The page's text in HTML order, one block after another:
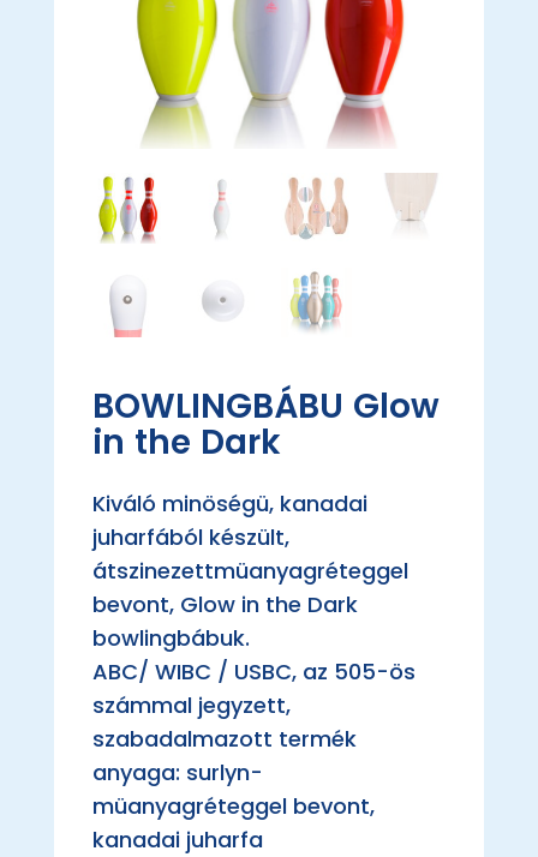
BOWLINGBÁBU Glow
in the Dark
Kiváló minöségü, kanadai
juharfából készült,
átszinezettmüanyagréteggel
bevont, Glow in the Dark
bowlingbábuk.
ABC/ WIBC / USBC, az 505-ös
számmal jegyzett,
szabadalmazott termék
anyaga: surlyn-
müanyagréteggel bevont,
kanadai juharfa